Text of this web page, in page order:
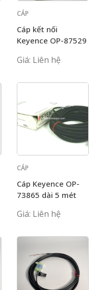
CÁP
Cáp kết nối
Keyence OP-87529
Giá: Liên hệ
CÁP
Cáp Keyence OP-
73865 dài 5 mét
Giá: Liên hệ